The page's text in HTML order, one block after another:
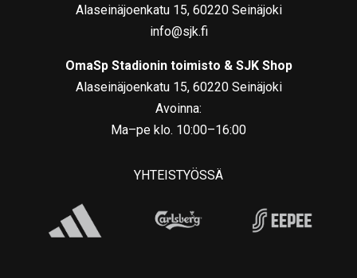
Alaseinäjoenkatu 15, 60220 Seinäjoki
info@sjk.fi
OmaSp Stadionin toimisto & SJK Shop
Alaseinäjoenkatu 15, 60220 Seinäjoki
Avoinna:
Ma–pe klo. 10:00–16:00
YHTEISTYÖSSÄ